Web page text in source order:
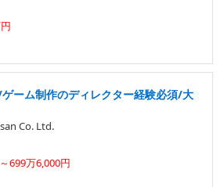
ーム制作のディレクター経験必須/大
Co. Ltd.
699万6,000円